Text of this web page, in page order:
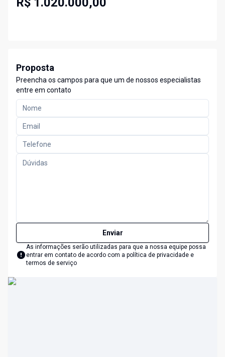
Proposta
Preencha os campos para que um de nossos especialistas
entre em contato
Enviar
As informações serão utilizadas para que a nossa equipe possa
entrar em contato de acordo com a política de privacidade e
termos de serviço